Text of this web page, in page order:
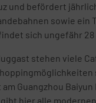
und befördert
sowie
sich ungefähr
stehen viele
Guangzhou
hier alle